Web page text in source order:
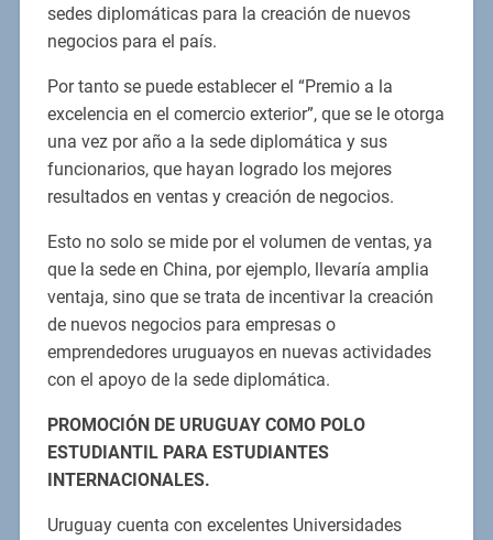
sedes diplomáticas para la creación de nuevos
negocios para el país.
Por tanto se puede establecer el “Premio a la
excelencia en el comercio exterior”, que se le otorga
una vez por año a la sede diplomática y sus
funcionarios, que hayan logrado los mejores
resultados en ventas y creación de negocios.
Esto no solo se mide por el volumen de ventas, ya
que la sede en China, por ejemplo, llevaría amplia
ventaja, sino que se trata de incentivar la creación
de nuevos negocios para empresas o
emprendedores uruguayos en nuevas actividades
con el apoyo de la sede diplomática.
PROMOCIÓN DE URUGUAY COMO POLO
ESTUDIANTIL PARA ESTUDIANTES
INTERNACIONALES.
Uruguay cuenta con excelentes Universidades